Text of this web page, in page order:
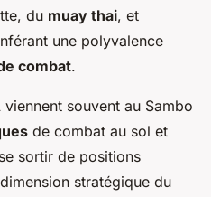
du muay thai, et
une polyvalence
combat.
viennent souvent au Sambo
de combat au sol et
sortir de positions
stratégique du